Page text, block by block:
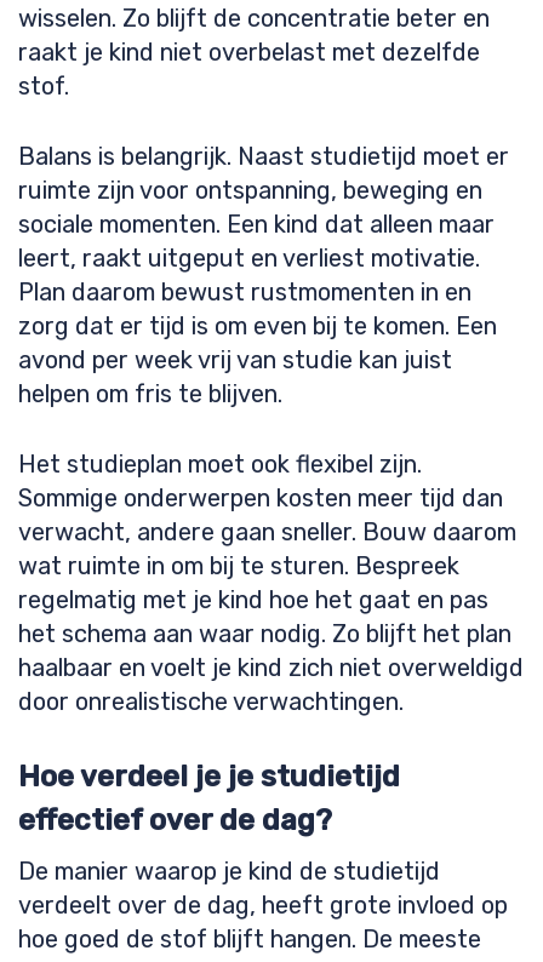
wisselen. Zo blijft de concentratie beter en
raakt je kind niet overbelast met dezelfde
stof.
Balans is belangrijk. Naast studietijd moet er
ruimte zijn voor ontspanning, beweging en
sociale momenten. Een kind dat alleen maar
leert, raakt uitgeput en verliest motivatie.
Plan daarom bewust rustmomenten in en
zorg dat er tijd is om even bij te komen. Een
avond per week vrij van studie kan juist
helpen om fris te blijven.
Het studieplan moet ook flexibel zijn.
Sommige onderwerpen kosten meer tijd dan
verwacht, andere gaan sneller. Bouw daarom
wat ruimte in om bij te sturen. Bespreek
regelmatig met je kind hoe het gaat en pas
het schema aan waar nodig. Zo blijft het plan
haalbaar en voelt je kind zich niet overweldigd
door onrealistische verwachtingen.
Hoe verdeel je je studietijd
effectief over de dag?
De manier waarop je kind de studietijd
verdeelt over de dag, heeft grote invloed op
hoe goed de stof blijft hangen. De meeste